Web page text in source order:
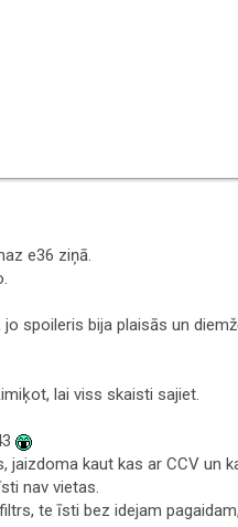
e36 ziņā.
spoileris bija plaisās un
lai viss skaisti sajiet.
jaizdoma kaut kas ar CCV un
nav vietas.
te īsti bez idejam